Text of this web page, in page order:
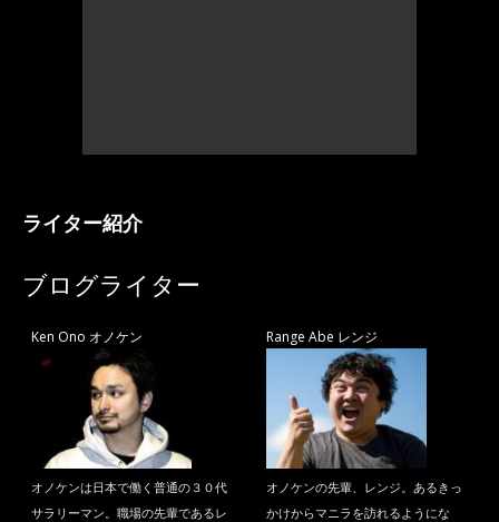
ライター紹介
ブログライター
Ken Ono オノケン
オノケンは日本で働く普通の３０代
サラリーマン。職場の先輩であるレ
Range Abe レンジ
オノケンの先輩、レンジ。あるきっ
かけからマニラを訪れるようにな